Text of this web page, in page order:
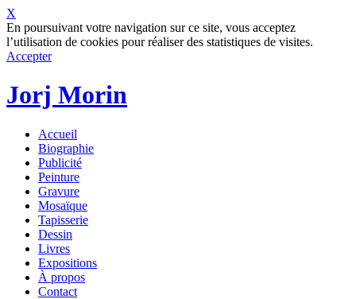
X
En poursuivant votre navigation sur ce site, vous acceptez
l’utilisation de cookies pour réaliser des statistiques de visites.
Accepter
Jorj Morin
Accueil
Biographie
Publicité
Peinture
Gravure
Mosaïque
Tapisserie
Dessin
Livres
Expositions
À propos
Contact